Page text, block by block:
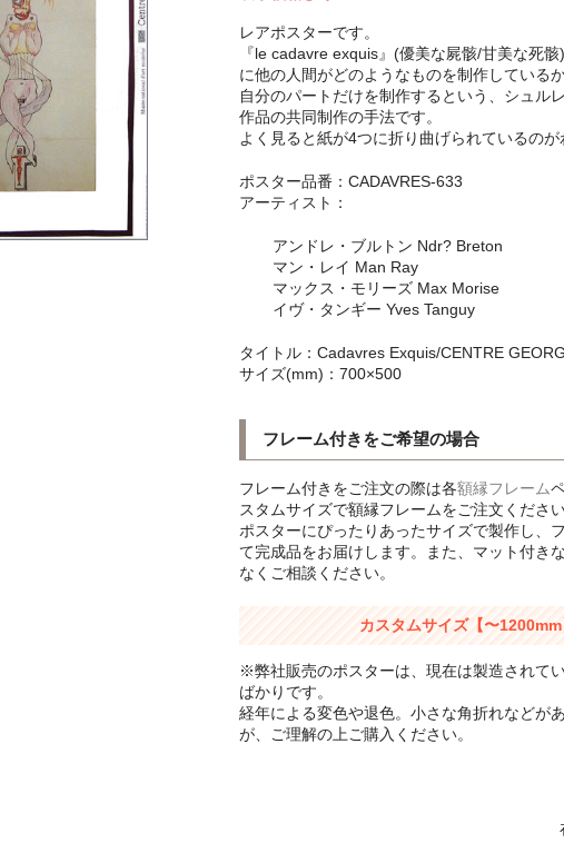
レアポスターです。
『le cadavre exquis』(優美な屍骸/甘美な死
に他の人間がどのようなものを制作している
自分のパートだけを制作するという、シュル
作品の共同制作の手法です。
よく見ると紙が4つに折り曲げられているのが
ポスター品番：CADAVRES-633
アーティスト：
アンドレ・ブルトン Ndr? Breton
マン・レイ Man Ray
マックス・モリーズ Max Morise
イヴ・タンギー Yves Tanguy
タイトル：Cadavres Exquis/CENTRE
サイズ(mm)：700×500
フレーム付きをご希望の場合
フレーム付きをご注文の際は各額縁フレーム
スタムサイズで額縁フレームをご注文ください
ポスターにぴったりあったサイズで製作し、
て完成品をお届けします。また、マット付き
なくご相談ください。
カスタムサイズ【〜
※弊社販売のポスターは、現在は製造されて
ばかりです。
経年による変色や退色。小さな角折れなどが
が、ご理解の上ご購入ください。